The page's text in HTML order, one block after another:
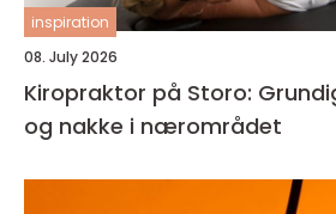
inspiration
08. July 2026
Kiropraktor på Storo:
og nakke i nærområdet